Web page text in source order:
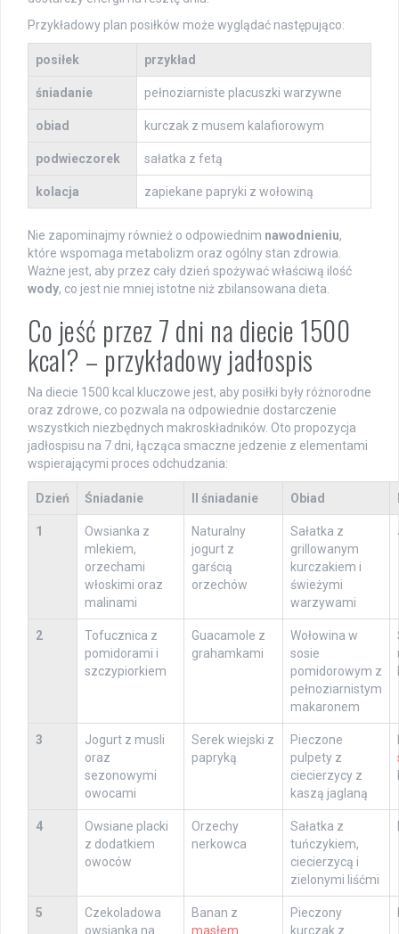
Przykładowy plan posiłków może wyglądać następująco:
posiłek przykład
śniadanie pełnoziarniste placuszki warzywne
obiad kurczak z musem kalafiorowym
podwieczorek sałatka z fetą
kolacja zapiekane papryki z wołowiną
Nie zapominajmy również o odpowiednim nawodnieniu,
które wspomaga metabolizm oraz ogólny stan zdrowia.
Ważne jest, aby przez cały dzień spożywać właściwą ilość
wody, co jest nie mniej istotne niż zbilansowana dieta.
Co jeść przez 7 dni na diecie 1500
kcal? – przykładowy jadłospis
Na diecie 1500 kcal kluczowe jest, aby posiłki były różnorodne
oraz zdrowe, co pozwala na odpowiednie dostarczenie
wszystkich niezbędnych makroskładników. Oto propozycja
jadłospisu na 7 dni, łącząca smaczne jedzenie z elementami
wspierającymi proces odchudzania:
Dzień Śniadanie II śniadanie Obiad
1
Owsianka z
mlekiem,
orzechami
włoskimi oraz
malinami
Naturalny
jogurt z
garścią
orzechów
Sałatka z
grillowanym
kurczakiem i
świeżymi
warzywami
2
Tofucznica z
pomidorami i
szczypiorkiem
Guacamole z
grahamkami
Wołowina w
sosie
pomidorowym z
pełnoziarnistym
makaronem
3
Jogurt z musli
oraz
sezonowymi
owocami
Serek wiejski z
papryką
Pieczone
pulpety z
ciecierzycy z
kaszą jaglaną
4
Owsiane placki
z dodatkiem
owoców
Orzechy
nerkowca
Sałatka z
tuńczykiem,
ciecierzycą i
zielonymi liśćmi
5
Czekoladowa
owsianka na
Banan z
masłem
Pieczony
kurczak z